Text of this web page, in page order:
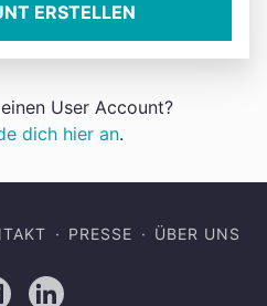
ERSTELLEN
User Account?
dich hier an.
PRESSE ÜBER UNS